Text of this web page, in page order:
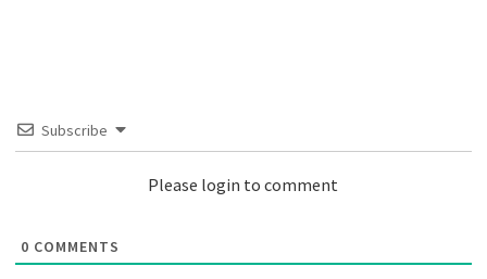
Subscribe
Please login to comment
0 COMMENTS